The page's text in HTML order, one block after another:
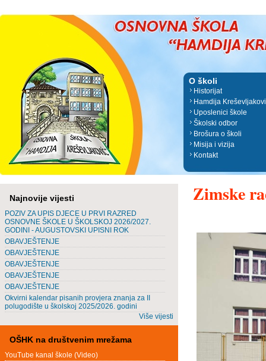
O školi
Historijat
Hamdija
Uposlenici škole
Školski odbor
Brošura o školi
Misija i vizija
Kontakt
Najnovije vijesti
POZIV ZA UPIS DJECE U PRVI RAZRED
OSNOVNE ŠKOLE U ŠKOLSKOJ 2026/2027.
GODINI - AUGUSTOVSKI UPISNI ROK
OBAVJEŠTENJE
OBAVJEŠTENJE
OBAVJEŠTENJE
OBAVJEŠTENJE
OBAVJEŠTENJE
Okvirni kalendar pisanih provjera znanja za II
polugodište u školskoj 2025/2026. godini
Više vijesti
OŠHK na društvenim mrežama
YouTube kanal škole (Video)
Zimske